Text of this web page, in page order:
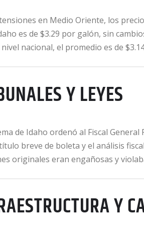
en Medio Oriente, los
es de $3.29 por galón, sin
nacional, el promedio es de
Y LEYES
de Idaho ordenó al Fiscal
breve de boleta y el análisis
originales eran engañosas y
Y